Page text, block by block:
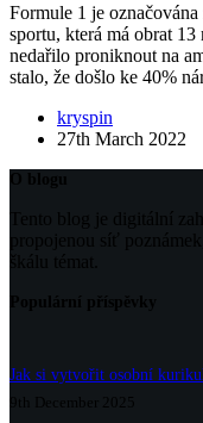
Formule 1 je
sportu, která má obrat
nedařilo proniknout na
stalo, že došlo ke 40%
kryspin
27th March 2022
O blogu
Tento blog je digitální
propojenou síť
škálu témat.
Populární příspěvky
Jak si vytvořit osobní
9th December 2025